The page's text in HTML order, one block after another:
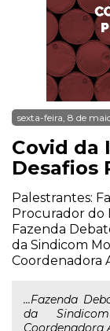
sexta-feira, 8 de
Covid da
Desafios
Palestrantes:
Procurador do
Fazenda
da Sindicom
Coordenadora
...Fazenda
da
Coordenadora